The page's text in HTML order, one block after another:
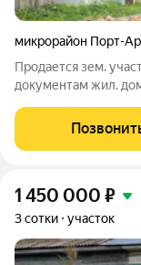
микрорайон Порт-
Продается зем.
документам жил.
Инфраструктура:
20, сквер Красная
1 450 000 ₽
3 сотки участок